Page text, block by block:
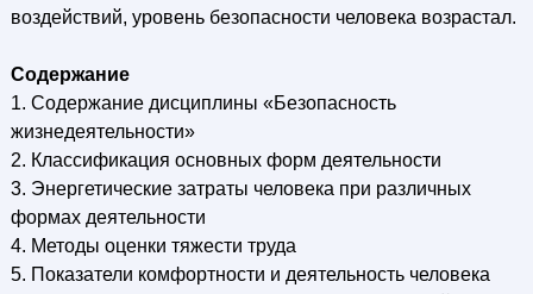
воздействий, уровень безопасности человека возрастал.
Содержание
1. Содержание дисциплины «Безопасность
жизнедеятельности»
2. Классификация основных форм деятельности
3. Энергетические затраты человека при различных
формах деятельности
4. Методы оценки тяжести труда
5. Показатели комфортности и деятельность человека